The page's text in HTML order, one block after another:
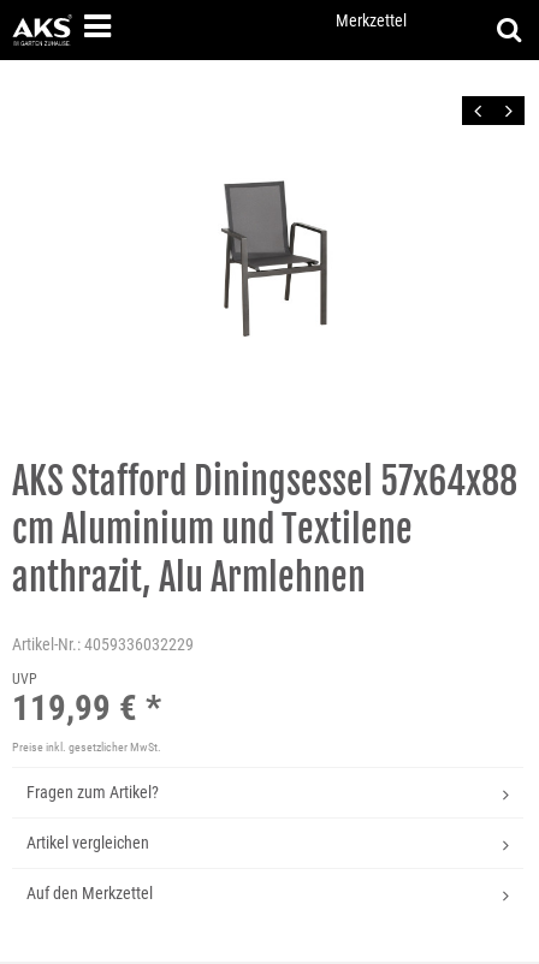
Merkzettel
Zurück Vor
AKS Stafford Diningsessel 57x64x88
cm Aluminium und Textilene
anthrazit, Alu Armlehnen
Artikel-Nr.:4059336032229
UVP
119,99 € *
Preise inkl. gesetzlicher MwSt.
Fragen zum Artikel?
Artikel vergleichen
Auf den Merkzettel